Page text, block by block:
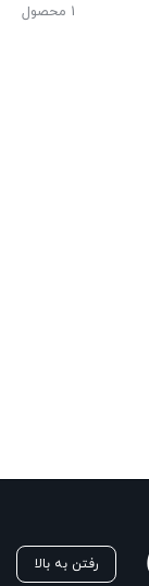
1 محصول
رفتن به بالا